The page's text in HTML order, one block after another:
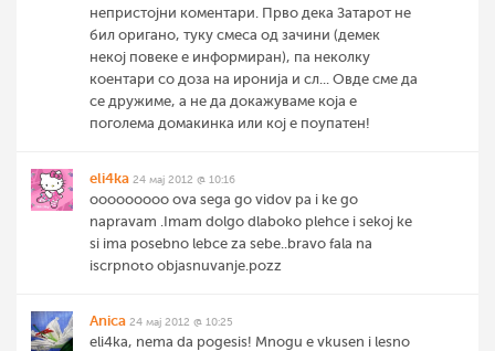
непристојни коментари. Прво дека Затарот не
бил оригано, туку смеса од зачини (демек
некој повеке е информиран), па неколку
коентари со доза на иронија и сл... Овде сме да
се дружиме, а не да докажуваме која е
поголема домакинка или кој е поупатен!
eli4ka 24 мај 2012 @ 10:16
ooooooooo ova sega go vidov pa i ke go
napravam .Imam dolgo dlaboko plehce i sekoj ke
si ima posebno lebce za sebe..bravo fala na
iscrpnoto objasnuvanje.pozz
Anica 24 мај 2012 @ 10:25
eli4ka, nema da pogesis! Mnogu e vkusen i lesno